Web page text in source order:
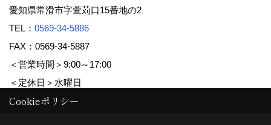
愛知県常滑市字萱苅口15番地の2
TEL： 0569-34-5886
FAX：0569-34-5887
＜営業時間＞9:00～17:00
＜定休日＞水曜日
Cookieポリシー